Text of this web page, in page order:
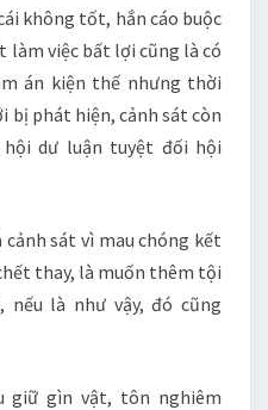
không tốt, hắn cáo buộc
làm việc bất lợi cũng là có
án kiện thế nhưng thời
bị phát hiện, cảnh sát còn
dư luận tuyệt đối hội
sát vì mau chóng kết
thay, là muốn thêm tội
nếu là như vậy, đó cũng
giữ gìn vật, tôn nghiêm